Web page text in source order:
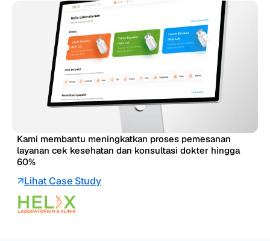
Kami membantu meningkatkan proses pemesanan
layanan cek kesehatan dan konsultasi dokter hingga
60%
Lihat Case Study